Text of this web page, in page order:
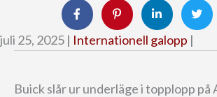
juli 25, 2025 | Internationell galopp |
Buick slår ur underläge i topplopp på